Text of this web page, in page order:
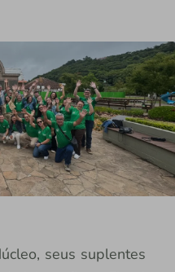
seus suplentes